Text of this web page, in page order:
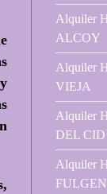
Alquiler
ALCOY
Alquiler
VIEJA
Alquiler
DEL CID
Alquiler